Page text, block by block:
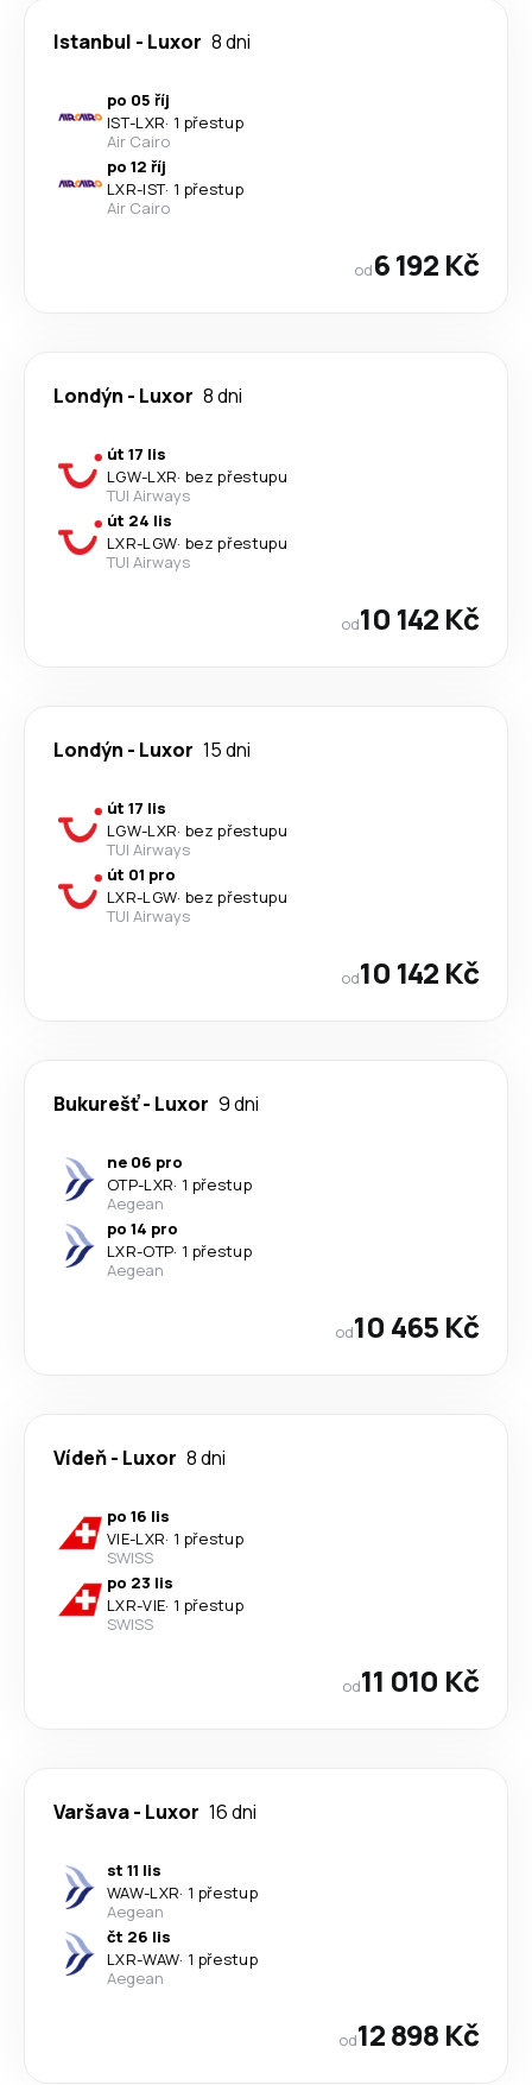
Istanbul - Luxor 8 dni
po 05 říj
IST-LXR· 1 přestup
Air Cairo
po 12 říj
LXR-IST· 1 přestup
Air Cairo
od6 192 Kč
Londýn - Luxor 8 dni
út 17 lis
LGW-LXR· bez přestupu
TUI Airways
út 24 lis
LXR-LGW· bez přestupu
TUI Airways
od10 142 Kč
Londýn - Luxor 15 dni
út 17 lis
LGW-LXR· bez přestupu
TUI Airways
út 01 pro
LXR-LGW· bez přestupu
TUI Airways
od10 142 Kč
Bukurešť- Luxor 9 dni
ne 06 pro
OTP-LXR· 1 přestup
Aegean
po 14 pro
LXR-OTP· 1 přestup
Aegean
od10 465 Kč
Vídeň- Luxor 8 dni
po 16 lis
VIE-LXR· 1 přestup
SWISS
po 23 lis
LXR-VIE· 1 přestup
SWISS
od11 010 Kč
Varšava- Luxor 16 dni
st 11 lis
WAW-LXR· 1 přestup
Aegean
čt 26 lis
LXR-WAW· 1 přestup
Aegean
od12 898 Kč